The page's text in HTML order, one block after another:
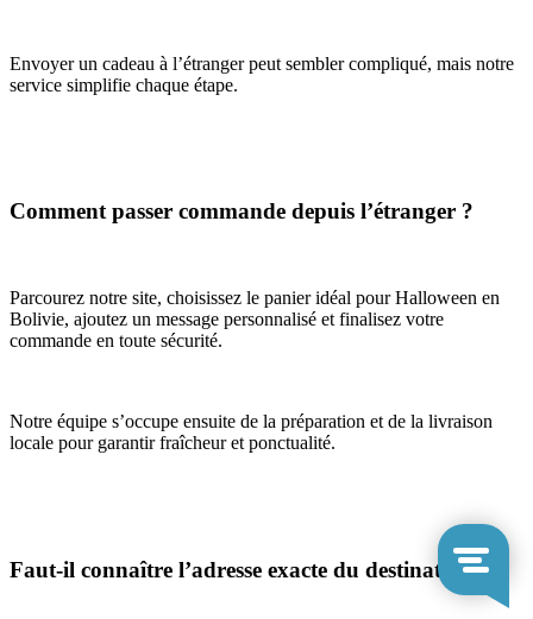
Envoyer un cadeau à l’étranger peut sembler compliqué, mais notre
service simplifie chaque étape.
Comment passer commande depuis l’étranger ?
Parcourez notre site, choisissez le panier idéal pour Halloween en
Bolivie, ajoutez un message personnalisé et finalisez votre
commande en toute sécurité.
Notre équipe s’occupe ensuite de la préparation et de la livraison
locale pour garantir fraîcheur et ponctualité.
Faut-il connaître l’adresse exacte du destinataire ?